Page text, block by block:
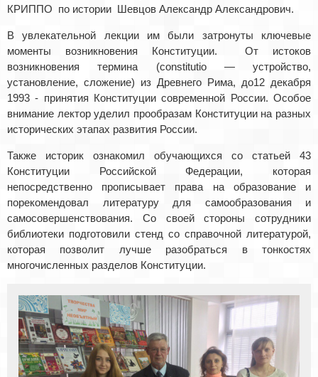
КРИППО по истории Шевцов Александр Александрович.
В увлекательной лекции им были затронуты ключевые
моменты возникновения Конституции. От истоков
возникновения термина (constitutio — устройство,
установление, сложение) из Древнего Рима, до12 декабря
1993 - принятия Конституции современной России. Особое
внимание лектор уделил прообразам Конституции на разных
исторических этапах развития России.
Также историк ознакомил обучающихся со статьей 43
Конституции Российской Федерации, которая
непосредственно прописывает права на образование и
порекомендовал литературу для самообразования и
самосовершенствования. Со своей стороны сотрудники
библиотеки подготовили стенд со справочной литературой,
которая позволит лучше разобраться в тонкостях
многочисленных разделов Конституции.